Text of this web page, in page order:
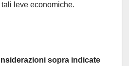
leve economiche.
sopra indicate